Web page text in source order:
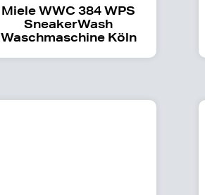
Miele WWC 384 WPS
SneakerWash
Waschmaschine Köln